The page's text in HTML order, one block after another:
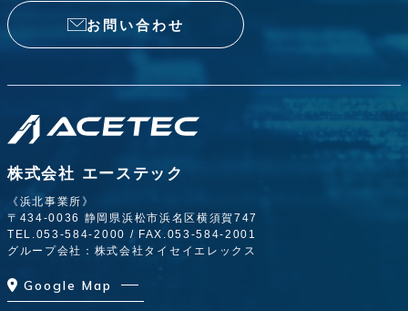
お問い合わせ
株式会社 エーステック
《浜北事業所》
〒434-0036 静岡県浜松市浜名区横須賀747
TEL.053-584-2000 / FAX.053-584-2001
グループ会社：株式会社タイセイエレックス
Google Map